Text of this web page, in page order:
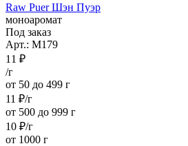
Raw Puer Шэн Пуэр
моноаромат
Под заказ
Арт.: M179
11 ₽
/г
от 50 до 499 г
11 ₽/г
от 500 до 999 г
10 ₽/г
от 1000 г